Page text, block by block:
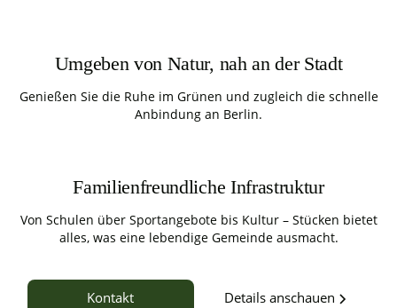
Umgeben von Natur, nah an der Stadt
Genießen Sie die Ruhe im Grünen und zugleich die schnelle
Anbindung an Berlin.
Familienfreundliche Infrastruktur
Von Schulen über Sportangebote bis Kultur – Stücken bietet
alles, was eine lebendige Gemeinde ausmacht.
Kontakt Details anschauen